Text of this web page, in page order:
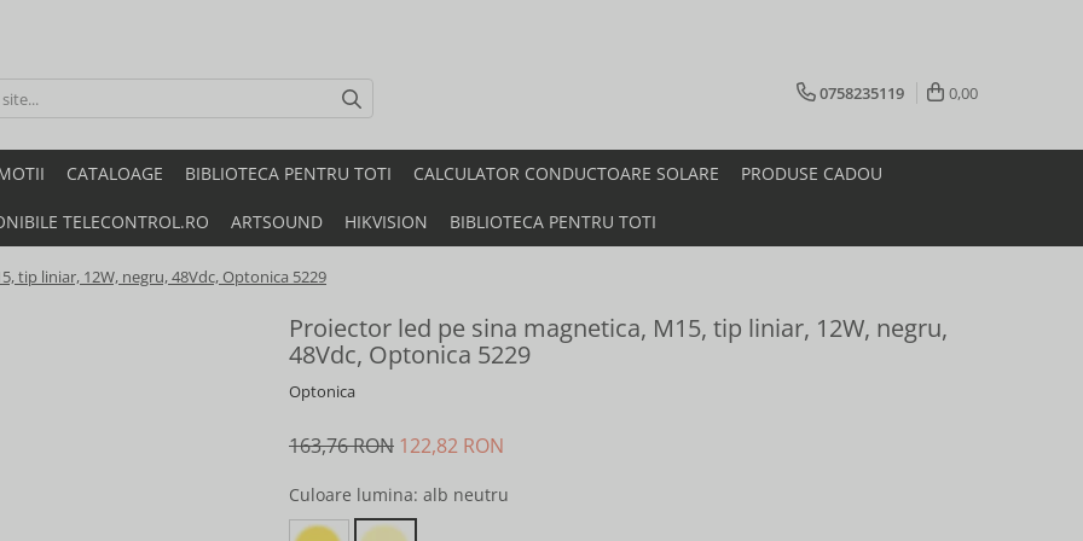
0758235119 0,00
CATALOAGE BIBLIOTECA PENTRU TOTI CALCULATOR CONDUCTOARE SOLARE PRODUSE CADOU
TELECONTROL.RO ARTSOUND HIKVISION BIBLIOTECA PENTRU TOTI
tip liniar, 12W, negru, 48Vdc, Optonica 5229
Proiector led pe sina magnetica, M15, tip liniar, 12W, negru,
48Vdc, Optonica 5229
Optonica
163,76 RON 122,82 RON
Culoare lumina: alb neutru